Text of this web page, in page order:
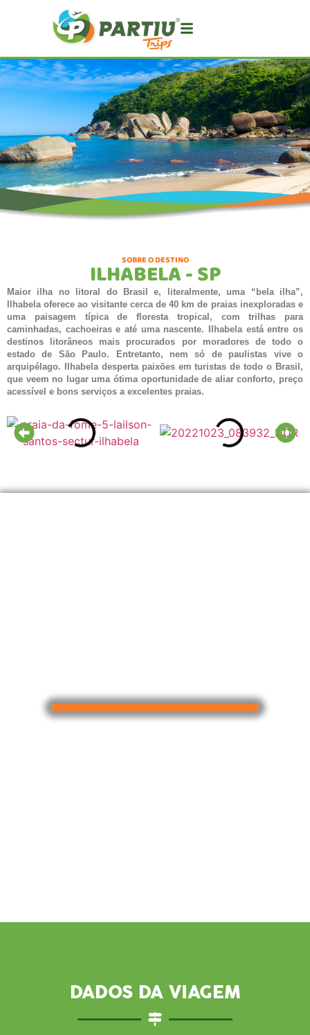
SOBRE O DESTINO
ILHABELA - SP
Maior ilha no litoral do Brasil e, literalmente, uma “bela ilha”,
Ilhabela oferece ao visitante cerca de 40 km de praias inexploradas e
uma paisagem típica de floresta tropical, com trilhas para
caminhadas, cachoeiras e até uma nascente. Ilhabela está entre os
destinos litorâneos mais procurados por moradores de todo o
estado de São Paulo. Entretanto, nem só de paulistas vive o
arquipélago. Ilhabela desperta paixões em turistas de todo o Brasil,
que veem no lugar uma ótima oportunidade de aliar conforto, preço
acessível e bons serviços a excelentes praias.
DADOS DA VIAGEM